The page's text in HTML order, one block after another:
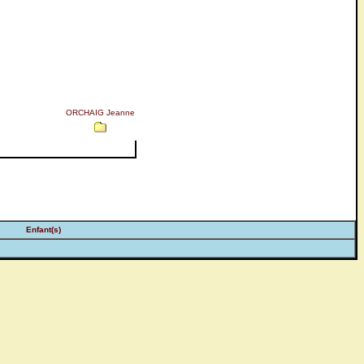
ORCHAIG Jeanne
Enfant(s)